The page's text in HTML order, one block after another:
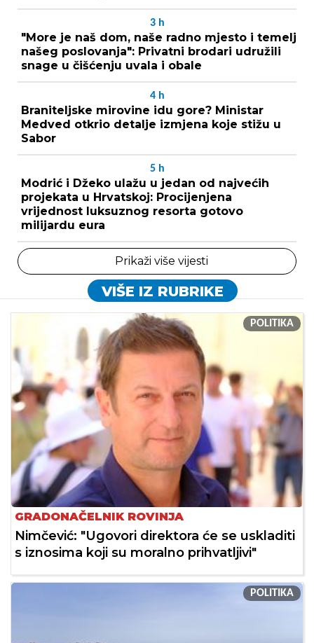
3 h
"More je naš dom, naše radno mjesto i temelj
našeg poslovanja": Privatni brodari udružili
snage u čišćenju uvala i obale
4 h
Braniteljske mirovine idu gore? Ministar
Medved otkrio detalje izmjena koje stižu u
Sabor
5 h
Modrić i Džeko ulažu u jedan od najvećih
projekata u Hrvatskoj: Procijenjena
vrijednost luksuznog resorta gotovo
milijardu eura
Prikaži više vijesti
VIŠE IZ RUBRIKE
POLITIKA
GRADONAČELNIK ROVINJA
Nimčević: "Ugovori direktora će se uskladiti
s iznosima koji su moralno prihvatljivi"
POLITIKA